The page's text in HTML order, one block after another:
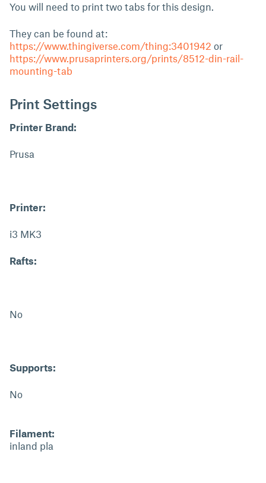
You will need to print two tabs for this design.
They can be found at:
https://www.thingiverse.com/thing:3401942 or
https://www.prusaprinters.org/prints/8512-din-rail-
mounting-tab
Print Settings
Printer Brand:
Prusa
Printer:
i3 MK3
Rafts:
No
Supports:
No
Filament:
inland pla